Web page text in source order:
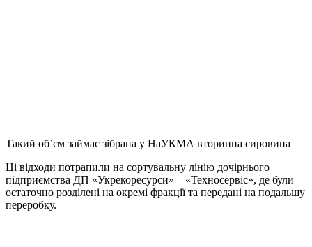
Такий об’єм займає зібрана у НаУКМА вторинна сировина
Ці відходи потрапили на сортувальну лінію дочірнього
підприємства ДП «Укрекоресурси» – «Техносервіс», де були
остаточно розділені на окремі фракції та передані на подальшу
переробку.